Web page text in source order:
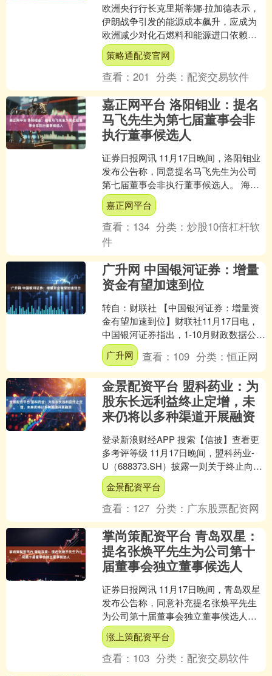
欧洲央行行长克里斯蒂娜·拉加德表示，
伊朗战争引发的能源成本飙升，应成为
欧洲减少对化石燃料和能源进口依赖的
警钟。 欧洲约60%的能源依赖进口，且
几乎全部为化石燃料....
策略通配资官网
查看：201 分类： 配资交易软件
嘉正网平台 洛阳钼业：提名
马飞先生为第七届董事会非
执行董事候选人
证券日报网讯 11月17日晚间，洛阳钼业
发布公告称，同意提名马飞先生为公司
第七届董事会非执行董事候选人。 海量
资讯、精准解读，尽在新浪财经APP....
嘉正网平台
查看： 134 分类：炒股10倍杠杆软
件
广升网 中国银河证券：增量
资金有望加速到位
转自：财联社 【中国银河证券：增量资
金有望加速到位】财联社11月17日电，
中国银河证券指出，1-10月财政数据公
布，整体来看，在上半年财政积极靠前
发力的背景下，....
广升网 查看： 109 分类：恒正网
金景配资平台 盟科药业：为
股东长远利益终止定增，未
来仍将以多种渠道开展融资
登录新浪财经APP 搜索【信披】查看更
多考评等级 11月17日晚间，盟科药业-
U（688373.SH）披露一则关于终止向特
定对象发行股票事项的公告。经11月
15....
金景配资平台
查看： 127 分类： 广东股票配资网
掌尚策配资平台 青岛双星：
提名张焕平先生为公司第十
届董事会独立董事候选人
证券日报网讯 11月17日晚间，青岛双星
发布公告称，同意补充提名张焕平先生
为公司第十届董事会独立董事候选人。
海量资讯、精准解读，尽在新浪财经
APP....
涨上策配资平台
查看： 103 分类： 配资交易软件